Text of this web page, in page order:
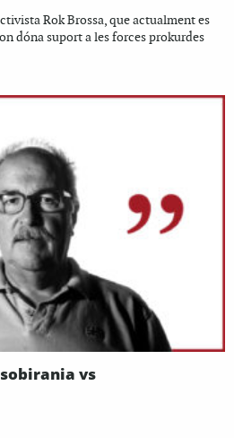
Rok Brossa, que actualment es
dóna suport a les forces prokurdes
vs